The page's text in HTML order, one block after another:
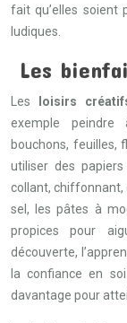
fait qu’elles soient
ludiques.
Les
Les loisirs
exemple peindre
bouchons, feuilles,
utiliser des
collant, chiffonnant,
sel, les pâtes à
propices pour
découverte,
la confiance en
davantage pour